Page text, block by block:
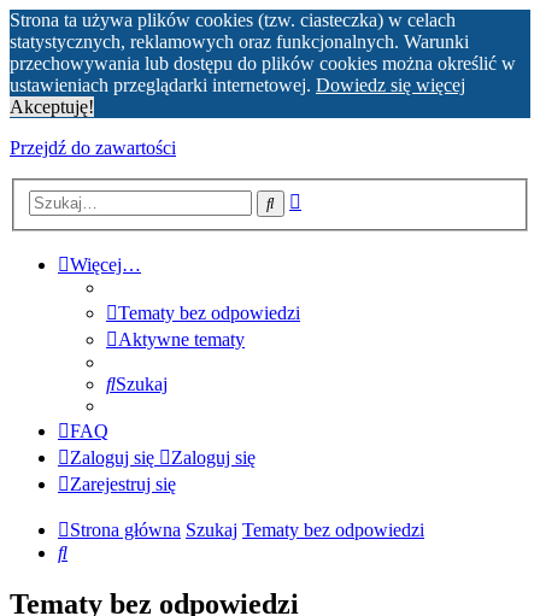
Strona ta używa plików cookies (tzw. ciasteczka) w celach
statystycznych, reklamowych oraz funkcjonalnych. Warunki
przechowywania lub dostępu do plików cookies można określić w
ustawieniach przeglądarki internetowej. Dowiedz się więcej
Akceptuję!
Przejdź do zawartości
Szukaj
Więcej…
Tematy bez odpowiedzi
Aktywne tematy
Szukaj
FAQ
Zaloguj się
Zaloguj się
Zarejestruj się
Strona główna Szukaj Tematy bez odpowiedzi
Szukaj
Tematy bez odpowiedzi